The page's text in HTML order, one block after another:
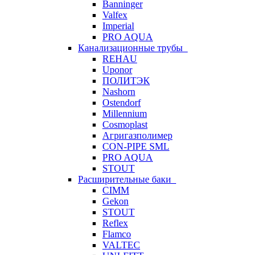
Banninger
Valfex
Imperial
PRO AQUA
Канализационные трубы
REHAU
Uponor
ПОЛИТЭК
Nashorn
Ostendorf
Millennium
Cosmoplast
Агригазполимер
CON-PIPE SML
PRO AQUA
STOUT
Расширительные баки
CIMM
Gekon
STOUT
Reflex
Flamco
VALTEC